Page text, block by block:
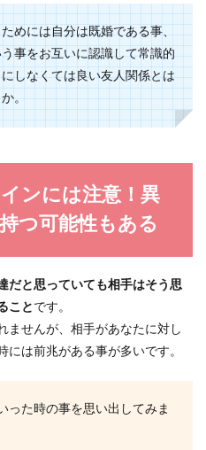
めには自分は既婚である事、
事をお互いに認識して常識的
しなくては良い友人関係とは
。
ンには注意！異
つ可能性もある
だと思っていても相手はそう思
こと です。
ませんが、相手があなたに対し
には前兆がある事が多いです。
った時の事を思い出してみま